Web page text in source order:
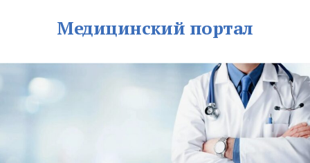
Медицинский портал